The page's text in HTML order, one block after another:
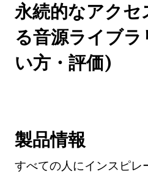
永続的なアクセ
る音源ライブ
い方・評価)
製品情報
すべての人にインスピレ